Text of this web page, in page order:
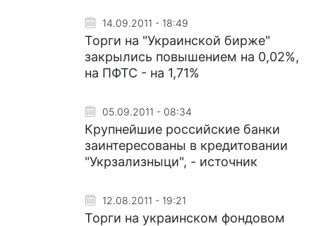
14.09.2011 - 18:49
Торги на "Украинской бирже"
закрылись повышением на 0,02%,
на ПФТС - на 1,71%
05.09.2011 - 08:34
Крупнейшие российские банки
заинтересованы в кредитовании
"Укрзализныци", - источник
12.08.2011 - 19:21
Торги на украинском фондовом